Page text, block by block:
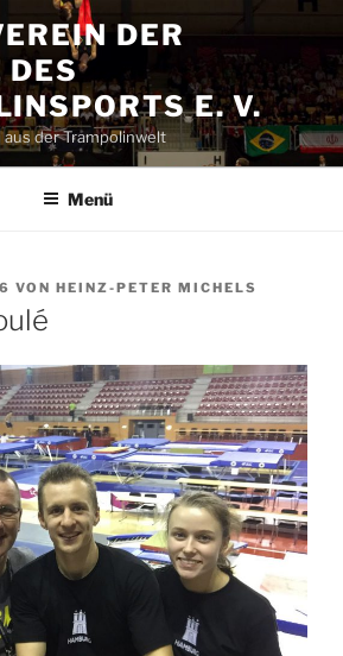
DER
DES
E. V.
der Trampolinwelt
Menü
VON HEINZ-PETER MICHELS